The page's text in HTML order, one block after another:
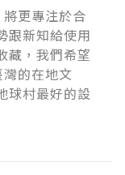
更專注於合
跟新知給使用
藏，我們希望
的在地文
球村最好的設